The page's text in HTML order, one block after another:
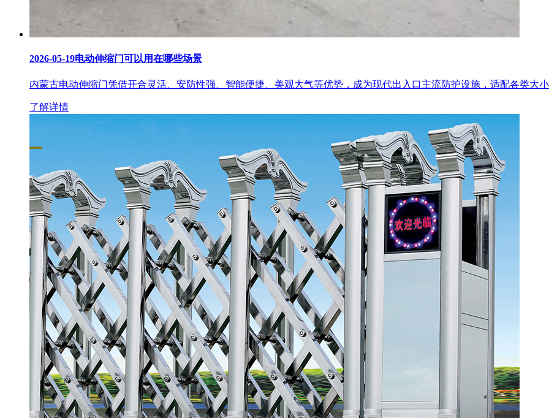
2026-05-19电动伸缩门可以用在哪些场景
内蒙古电动伸缩门凭借开合灵活、安防性强、智能便捷、美观大气等优势，成为现代出入口主流防护设施，适配各类大
了解详情